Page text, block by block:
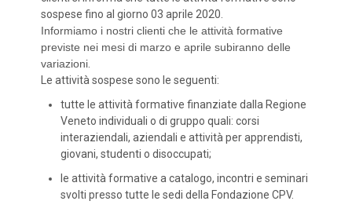
sospese fino al giorno 03 aprile 2020.
Informiamo i nostri clienti che le attività formative
previste nei mesi di marzo e aprile subiranno delle
variazioni.
Le attività sospese sono le seguenti:
tutte le attività formative finanziate dalla Regione
Veneto individuali o di gruppo quali: corsi
interaziendali, aziendali e attività per apprendisti,
giovani, studenti o disoccupati;
le attività formative a catalogo, incontri e seminari
svolti presso tutte le sedi della Fondazione CPV.